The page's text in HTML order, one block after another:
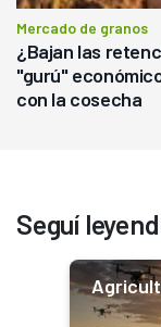
Mercado de granos
¿Bajan las
"gurú"
con la cosecha
Seguí